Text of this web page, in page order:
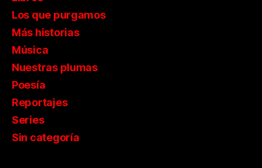
Los que purgamos
Más historias
Música
Nuestras plumas
Poesía
Reportajes
Series
Sin categoría